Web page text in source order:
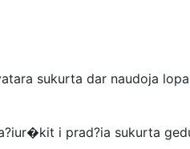
sukurta dar naudoja
i prad?ia sukurta